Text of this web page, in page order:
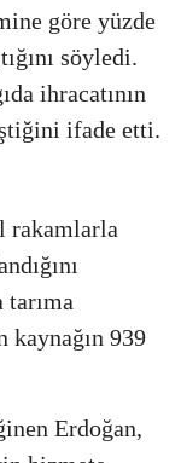
göre yüzde
söyledi.
ihracatının
ifade etti.
rakamlarla
tarıma
kaynağın 939
Erdoğan,